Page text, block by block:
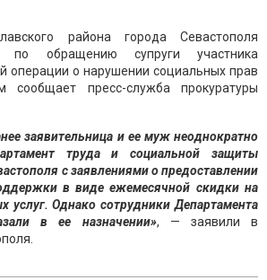
района города Севастополя
по обращению супруги участника
операции о нарушении социальных прав
пресс-служба прокуратуры
заявительница и ее муж неоднократно
труда и социальной защиты
с заявлениями о предоставлении
в виде ежемесячной скидки на
услуг. Однако сотрудники Департамента
в ее назначении», — заявили в